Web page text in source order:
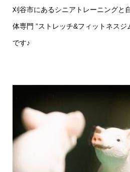
刈谷市にあるシニアトレーニングと
体専門 ”ストレッチ&フィットネスジ
です♪